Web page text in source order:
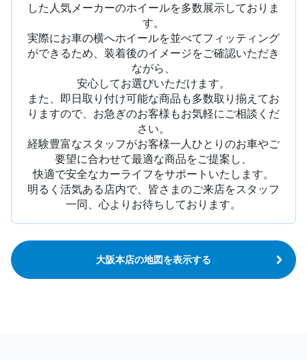
した人気メーカーのホイールを多数展示しておりま
す。
実際にお車の横へホイールを並べてフィッティング
ができるため、装着後のイメージをご確認いただき
ながら、
安心してお選びいただけます。
また、即日取り付け可能な商品も多数取り揃えてお
りますので、お急ぎのお客様もお気軽にご相談くだ
さい。
経験豊富なスタッフがお客様一人ひとりのお車やご
要望に合わせて最適な商品をご提案し、
快適で安全なカーライフをサポートいたします。
明るく活気ある店内で、皆さまのご来店をスタッフ
一同、心よりお待ちしております。
大阪本店の地図を表示する